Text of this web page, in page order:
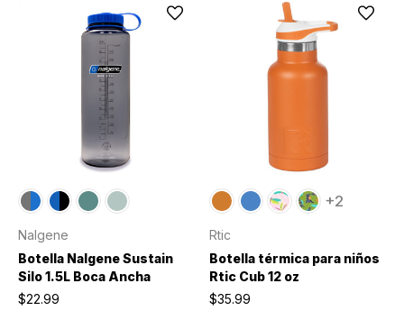
Nalgene
Botella Nalgene Sustain
Silo 1.5L Boca Ancha
$22.99
+2
Rtic
Botella térmica para niños
Rtic Cub 12 oz
$35.99